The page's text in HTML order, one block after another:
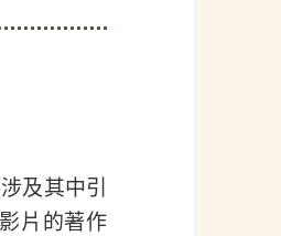
及其中引
片的著作